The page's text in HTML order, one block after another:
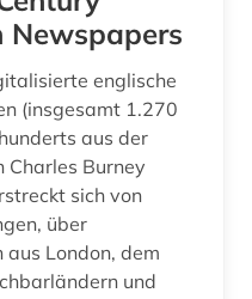
audiovisuelles material (3)
Newspapers
englische
(insgesamt 1.270
aus der
Charles Burney
sich von
über
London, dem
und